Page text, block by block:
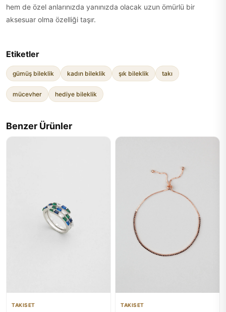
hem de özel anlarınızda yanınızda olacak uzun ömürlü bir
aksesuar olma özelliği taşır.
Etiketler
gümüş bileklik kadın bileklik şık bileklik takı
mücevher hediye bileklik
Benzer Ürünler
TAKISET TAKISET